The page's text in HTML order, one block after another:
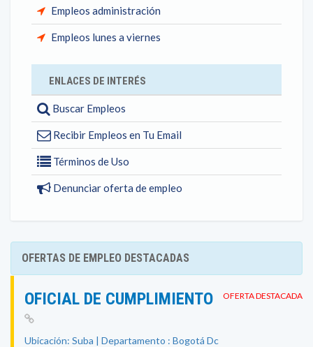
Empleos administración
Empleos lunes a viernes
ENLACES DE INTERÉS
Buscar Empleos
Recibir Empleos en Tu Email
Términos de Uso
Denunciar oferta de empleo
OFERTAS DE EMPLEO DESTACADAS
OFERTA DESTACADA
OFICIAL DE CUMPLIMIENTO
Ubicación: Suba | Departamento : Bogotá Dc